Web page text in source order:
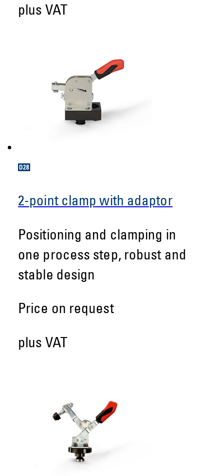
plus VAT
2-point clamp with adaptor
Positioning and clamping in
one process step, robust and
stable design
Price on request
plus VAT